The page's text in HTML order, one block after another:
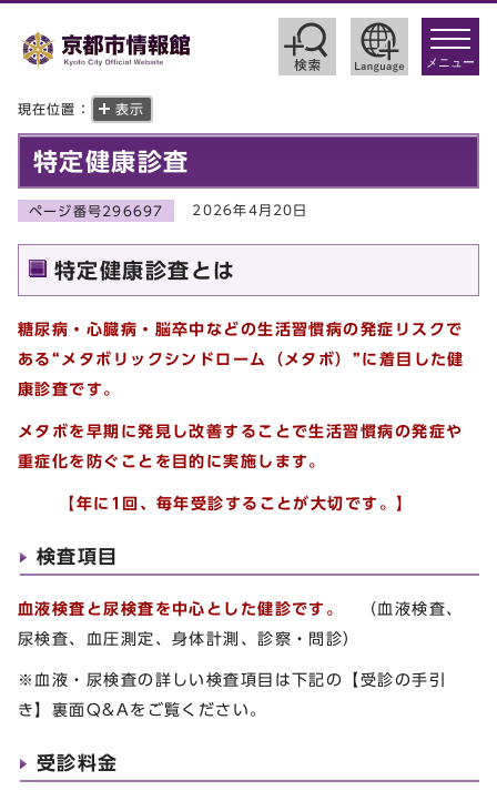
toggle
メニュー
現在位置： 表示
特定健康診査
ページ番号296697 2026年4月20日
特定健康診査とは
糖尿病・心臓病・脳卒中などの生活習慣病の発症リスクで
ある“メタボ リックシンドローム（メタボ）”に着目した健
康診査です。
メタボを早期に発見し改善することで生活習慣病の発症や
重症化を防ぐことを目的に実施します。
【年に1回、毎年受診することが大切です。】
検査項目
血液検査と尿検査を中心とした健診です。
（血液検査、
尿検査、血圧測定、身体計測、診察・問診）
※血液・尿検査の詳しい検査項目は下記の【受診の手引
き】裏面Q&Aをご覧ください。
受診料金